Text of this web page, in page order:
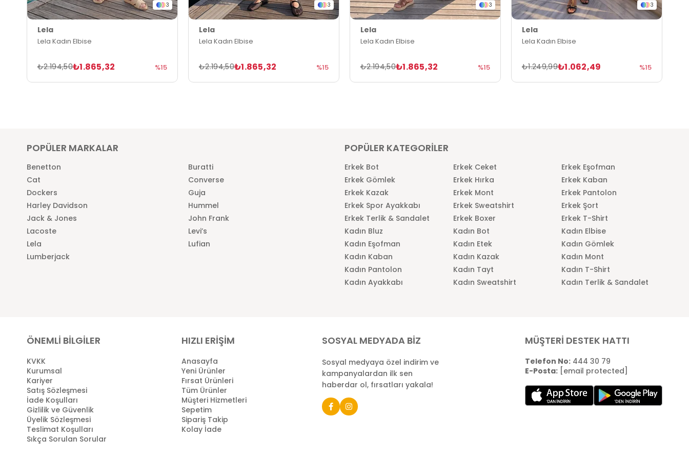
3
Lela
Lela Kadın Elbise
₺1.865,32
₺2.194,50 %15
3
Lela
Lela Kadın Elbise
₺1.865,32
₺2.194,50 %15
3
Lela
Lela Kadın Elbise
₺1.865,32
₺2.194,50 %15
3
Lela
Lela Kadın Elbise
₺1.062,49
₺1.249,99 %15
POPÜLER MARKALAR
Benetton
Buratti
Cat
Converse
Dockers
Guja
Harley Davidson
Hummel
Jack & Jones
John Frank
Lacoste
Levi’s
Lela
Lufian
Lumberjack
POPÜLER KATEGORİLER
Erkek Bot Erkek Ceket
Erkek Eşofman
Erkek Gömlek
Erkek Hırka
Erkek Kaban
Erkek Kazak
Erkek Mont
Erkek Pantolon
Erkek Spor Ayakkabı
Erkek Sweatshirt
Erkek Şort
Erkek Terlik & Sandalet
Erkek Boxer
Erkek T-Shirt
Kadın Bluz
Kadın Bot
Kadın Elbise
Kadın Eşofman
Kadın Etek
Kadın Gömlek
Kadın Kaban
Kadın Kazak
Kadın Mont
Kadın Pantolon
Kadın Tayt
Kadın T-Shirt
Kadın Ayakkabı
Kadın Sweatshirt Kadın Terlik & Sandalet
ÖNEMLİ BİLGİLER
KVKK
Kurumsal
Kariyer
Satış Sözleşmesi
İade Koşulları
Gizlilik ve Güvenlik
Üyelik Sözleşmesi
Teslimat Koşulları
Sıkça Sorulan Sorular
HIZLI ERİŞİM
Anasayfa
Yeni Ürünler
Fırsat Ürünleri
Tüm Ürünler
Müşteri Hizmetleri
Sepetim
Sipariş Takip
Kolay İade
SOSYAL MEDYADA BİZ
Sosyal medyaya özel indirim ve
kampanyalardan ilk sen
haberdar ol, fırsatları yakala!
MÜŞTERİ DESTEK HATTI
Telefon No:444 30 79
E-Posta: [email protected]